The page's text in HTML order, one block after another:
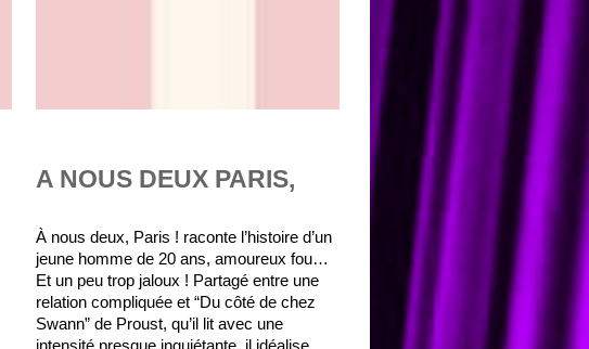
A NOUS DEUX PARIS,
À nous deux, Paris ! raconte l’histoire d’un
jeune homme de 20 ans, amoureux fou…
Et un peu trop jaloux ! Partagé entre une
relation compliquée et “Du côté de chez
Swann” de Proust, qu’il lit avec une
intensité presque inquiétante, il idéalise